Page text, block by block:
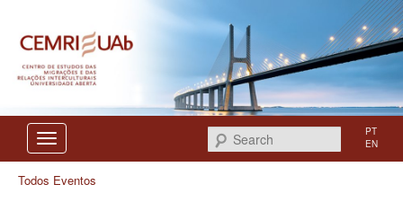
CEMRI
Search
PT
EN
Todos Eventos